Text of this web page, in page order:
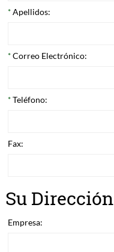
*Apellidos:
*Correo Electrónico:
*Teléfono:
Fax:
Su Dirección
Empresa: